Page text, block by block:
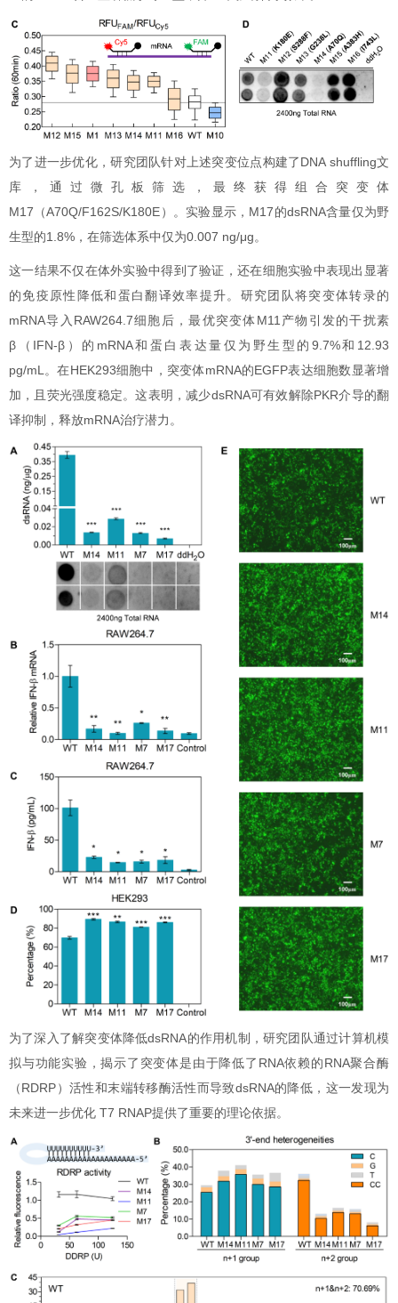
为了进一步优化，研究团队针对上述突变位点构建了DNA shuffling文
库，通过微孔板筛选，最终获得组合突变体
M17（A70Q/F162S/K180E）。实验显示，M17的dsRNA含量仅为野
生型的1.8%，在筛选体系中仅为0.007 ng/μg。
这一结果不仅在体外实验中得到了验证，还在细胞实验中表现出显著
的免疫原性降低和蛋白翻译效率提升。研究团队将突变体转录的
mRNA导入RAW264.7细胞后，最优突变体M11产物引发的干扰素
β（IFN-β）的mRNA和蛋白表达量仅为野生型的9.7%和12.93
pg/mL。在HEK293细胞中，突变体mRNA的EGFP表达细胞数显著增
加，且荧光强度稳定。这表明，减少dsRNA可有效解除PKR介导的翻
译抑制，释放mRNA治疗潜力。
为了深入了解突变体降低dsRNA的作用机制，研究团队通过计算机模
拟与功能实验，揭示了突变体是由于降低了RNA依赖的RNA聚合酶
（RDRP）活性和末端转移酶活性而导致dsRNA的降低，这一发现为
未来进一步优化 T7 RNAP提供了重要的理论依据。